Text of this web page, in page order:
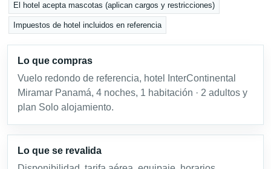
El hotel acepta mascotas (aplican cargos y restricciones)
Impuestos de hotel incluidos en referencia
Lo que compras
Vuelo redondo de referencia, hotel InterContinental
Miramar Panamá, 4 noches, 1 habitación · 2 adultos y
plan Solo alojamiento.
Lo que se revalida